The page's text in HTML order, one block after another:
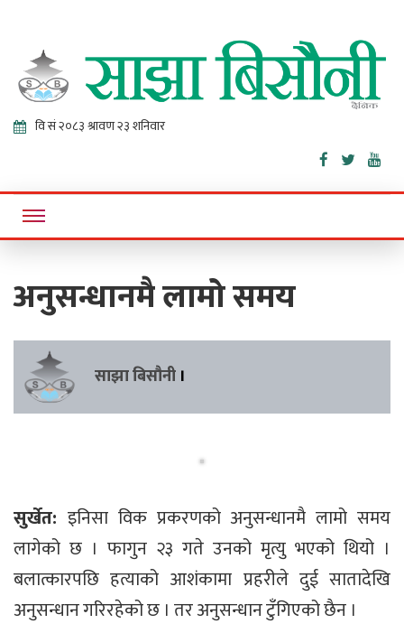
Sajha
Bisaunee
Online News Portal
अनुसन्धानमै लामो समय
साझा बिसौनी ।
सुर्खेत: इनिसा विक प्रकरणको अनुसन्धानमै लामो समय
लागेको छ । फागुन २३ गते उनको मृत्यु भएको थियो ।
बलात्कारपछि हत्याको आशंकामा प्रहरीले दुई सातादेखि
अनुसन्धान गरिरहेको छ । तर अनुसन्धान टुँगिएको छैन ।